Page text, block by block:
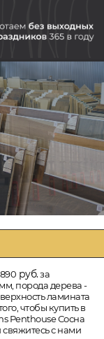
руб.за
порода дерева -
ламината
чтобы купить в
Penthouse Сосна
свяжитесь с нами